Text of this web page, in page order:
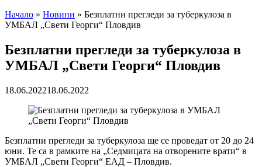
Начало » Новини » Безплатни прегледи за туберкулоза в
УМБАЛ „Свети Георги“ Пловдив
Безплатни прегледи за туберкулоза в
УМБАЛ „Свети Георги“ Пловдив
18.06.202218.06.2022
Безплатни прегледи за туберкулоза ще се проведат от 20 до 24
юни. Те са в рамките на „Седмицата на отворените врати“ в
УМБАЛ „Свети Георги“ ЕАД – Пловдив.